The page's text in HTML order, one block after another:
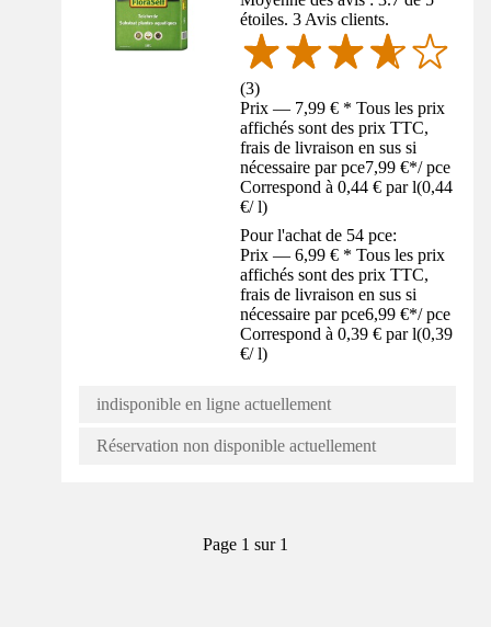
étoiles. 3 Avis clients.
(3)
Prix — 7,99 € * Tous les prix
affichés sont des prix TTC,
frais de livraison en sus si
nécessaire par pce7,99 €*/ pce
Correspond à 0,44 € par l(0,44
€/ l)
Pour l'achat de 54 pce:
Prix — 6,99 € * Tous les prix
affichés sont des prix TTC,
frais de livraison en sus si
nécessaire par pce6,99 €*/ pce
Correspond à 0,39 € par l(0,39
€/ l)
indisponible en ligne actuellement
Réservation non disponible actuellement
Page 1 sur 1